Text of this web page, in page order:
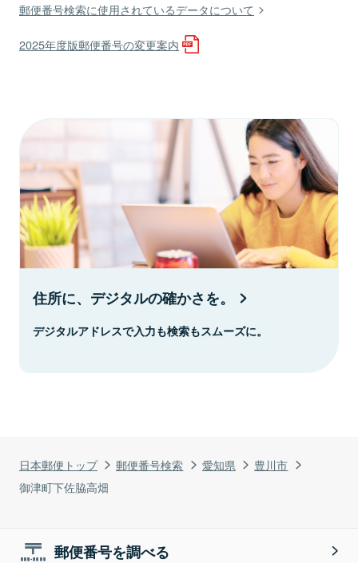
日本郵便トップ 郵便番号検索 愛知県
豊川市
御津町下佐脇高畑
郵便番号検索に使用されているデータについて
2025年度版郵便番号の変更案内
住所に、デジタルの確かさを。
デジタルアドレスで入力も検索もスムーズに。
郵便番号を調べる